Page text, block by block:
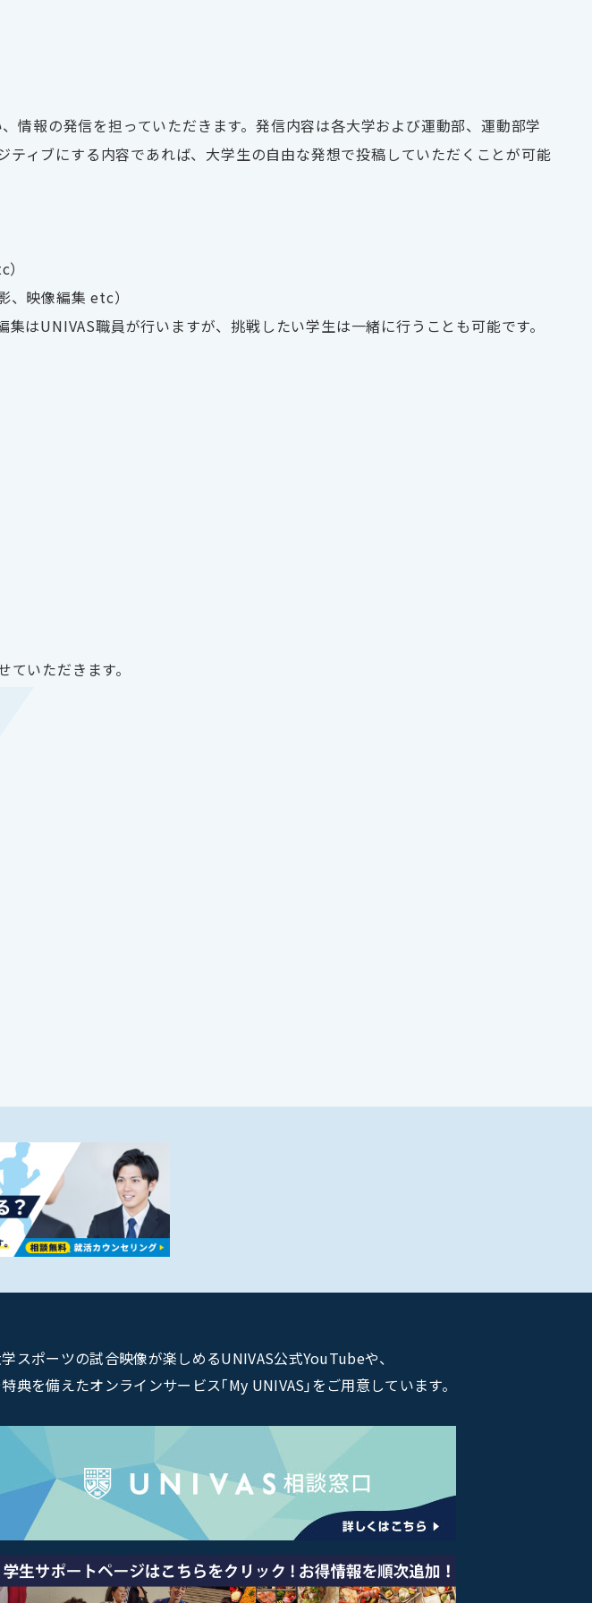
情報の発信を担っていただきます。発信内容は各大学および運動部、運動部学
ティブにする内容であれば、大学生の自由な発想で投稿していただくことが可能
）
、映像編集etc）
集はUNIVAS職員が行いますが、挑戦したい学生は一緒に行うことも可能です。
いただきます。
スポーツの試合映像が楽しめるUNIVAS公式YouTubeや、
典を備えたオンラインサービス｢My UNIVAS｣をご用意しています。